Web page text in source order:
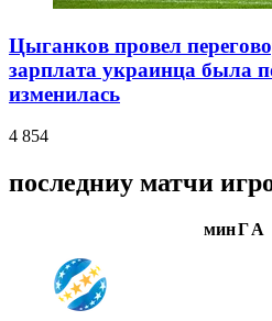
Цыганков провел
зарплата украинца была
изменилась
4 854
последниу матчи
минГА